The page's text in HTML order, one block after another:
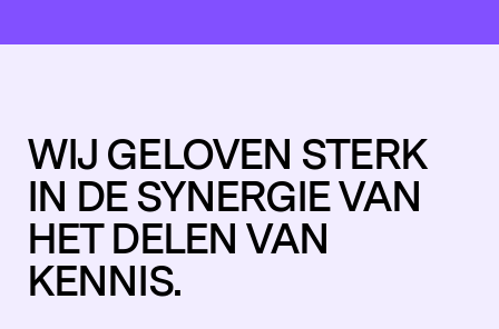
WIJ GELOVEN STERK
IN DE SYNERGIE VAN
HET DELEN VAN
KENNIS.